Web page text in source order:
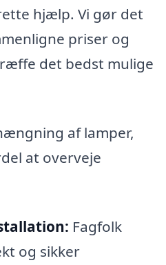
hjælp. Vi gør det
priser og
det bedst mulige
af lamper,
at overveje
Fagfolk
og sikker